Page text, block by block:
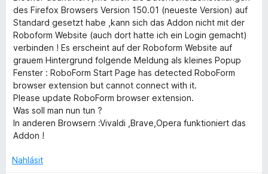
5
z
5
n
:
4
z
5
des Firefox Browsers Version 150.01 (neueste Version) auf
Standard gesetzt habe ,kann sich das Addon nicht mit der
Roboform Website (auch dort hatte ich ein Login gemacht)
verbinden ! Es erscheint auf der Roboform Website auf
grauem Hintergrund folgende Meldung als kleines Popup
Fenster : RoboForm Start Page has detected RoboForm
browser extension but cannot connect with it.
Please update RoboForm browser extension.
Was soll man nun tun ?
In anderen Browsern :Vivaldi ,Brave,Opera funktioniert das
Addon !
Nahlásit